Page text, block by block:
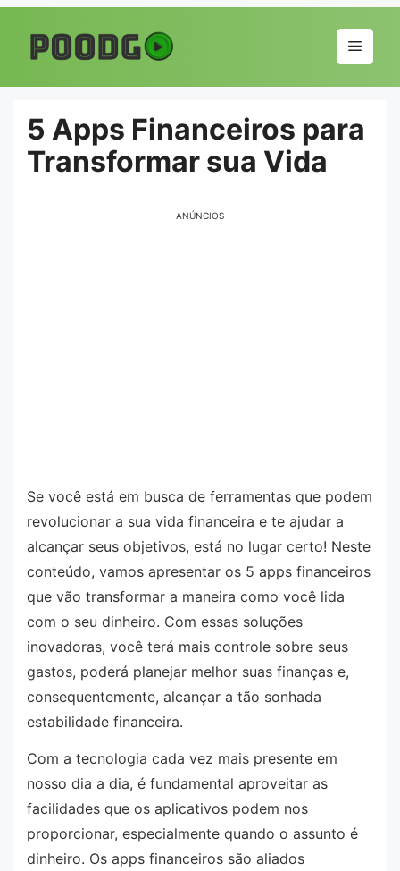
para
conteúdo
Menu
5 Apps Financeiros para
Transformar sua Vida
ANÚNCIOS
Se você está em busca de ferramentas que podem
revolucionar a sua vida financeira e te ajudar a
alcançar seus objetivos, está no lugar certo! Neste
conteúdo, vamos apresentar os 5 apps financeiros
que vão transformar a maneira como você lida
com o seu dinheiro. Com essas soluções
inovadoras, você terá mais controle sobre seus
gastos, poderá planejar melhor suas finanças e,
consequentemente, alcançar a tão sonhada
estabilidade financeira.
Com a tecnologia cada vez mais presente em
nosso dia a dia, é fundamental aproveitar as
facilidades que os aplicativos podem nos
proporcionar, especialmente quando o assunto é
dinheiro. Os apps financeiros são aliados